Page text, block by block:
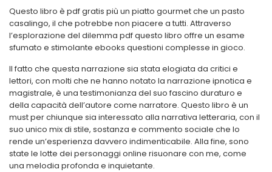
Questo libro è pdf gratis più un piatto gourmet che un pasto
casalingo, il che potrebbe non piacere a tutti. Attraverso
l’esplorazione del dilemma pdf questo libro offre un esame
sfumato e stimolante ebooks questioni complesse in gioco.
Il fatto che questa narrazione sia stata elogiata da critici e
lettori, con molti che ne hanno notato la narrazione ipnotica e
magistrale, è una testimonianza del suo fascino duraturo e
della capacità dell’autore come narratore. Questo libro è un
must per chiunque sia interessato alla narrativa letteraria, con il
suo unico mix di stile, sostanza e commento sociale che lo
rende un’esperienza davvero indimenticabile. Alla fine, sono
state le lotte dei personaggi online risuonare con me, come
una melodia profonda e inquietante.